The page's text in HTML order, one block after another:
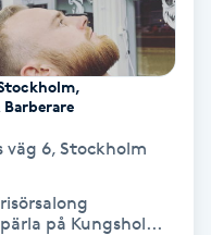
väg 6, Stockholm
på Kungshol...